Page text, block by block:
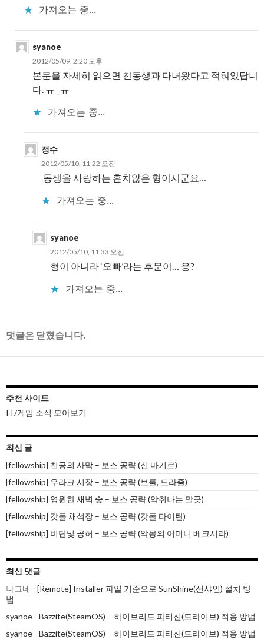
가져오는 중...
syanoe
2012/05/09, 2:20 오후
본문을 자세히 읽으면 친동생과 다녀왔다고 적혀있답니
다. ㅠ _ㅠ
가져오는 중...
정수
2012/05/10, 11:22 오전
동생을 사랑하는 흔치않은 형이시군요…
가져오는 중...
syanoe
2012/05/10, 11:33 오전
형이 아니라 ‘오빠’라는 후문이… 응?
가져오는 중...
댓글은 닫혔습니다.
추천 사이트
IT/게임 소식 모아보기
최신 글
[fellowship] 천공의 사막 – 보스 공략 (신 마기르)
[fellowship] 우라크 시장 – 보스 공략 (브룰, 드라줄)
[fellowship] 영원한 새벽 숲 – 보스 공략 (악취나는 말긋)
[fellowship] 갓폴 채석장 – 보스 공략 (갓폴 타이탄)
[fellowship] 비단빛 공허 – 보스 공략 (악몽의 어머니 베크시라)
최신 댓글
나그네 - [Remote] Installer 파일 기준으로 SunShine(선샤인) 설치 방
법
syanoe - Bazzite(SteamOS) – 하이브리드 파티션(드라이브) 적용 방법
syanoe - Bazzite(SteamOS) – 하이브리드 파티션(드라이브) 적용 방법